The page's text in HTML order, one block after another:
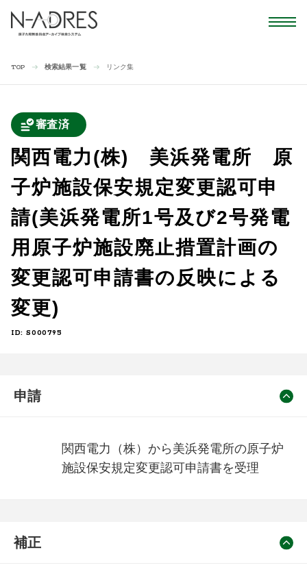
TOP 検索結果一覧 リンク集
審査済
関西電力(株) 美浜発電所 原
子炉施設保安規定変更認可申
請(美浜発電所1号及び2号発電
用原子炉施設廃止措置計画の
変更認可申請書の反映による
変更)
ID: S000795
申請
関西電力（株）から美浜発電所の原子炉
施設保安規定変更認可申請書を受理
補正